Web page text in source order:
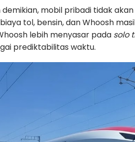
demikian, mobil pribadi tidak
tol, bensin, dan Whoosh
lebih menyasar pada solo
prediktabilitas waktu.